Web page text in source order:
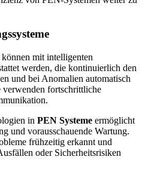
können mit intelligenten
werden, die kontinuierlich den
und bei Anomalien automatisch
verwenden fortschrittliche
in PEN Systeme ermöglicht
und vorausschauende Wartung.
frühzeitig erkannt und
oder Sicherheitsrisiken